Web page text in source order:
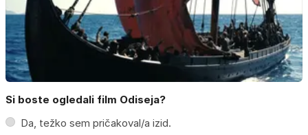
Si boste ogledali film Odiseja?
Da, težko sem pričakoval/a izid.